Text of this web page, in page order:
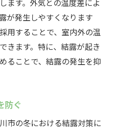
ます。外気との温度差によ
が発生しやすくなります
用することで、室内外の温
きます。特に、結露が起き
ることで、結露の発生を抑
防ぐ
市の冬における結露対策に